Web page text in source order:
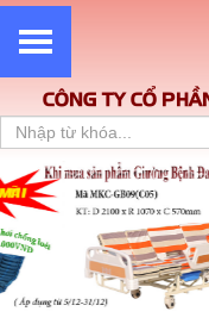
CÔNG TY CỔ